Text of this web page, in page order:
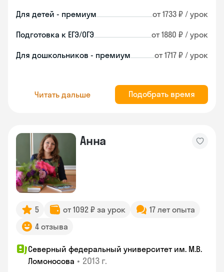
Для детей - премиум от 1733 ₽ / урок
Подготовка к ЕГЭ/ОГЭ от 1880 ₽ / урок
Для дошкольников - премиум от 1717 ₽ / урок
Читать дальше Подобрать время
Анна
5 от 1092 ₽ за урок
17 лет опыта
4 отзыва
Северный федеральный университет им. М.В.
Ломоносова • 2013 г.